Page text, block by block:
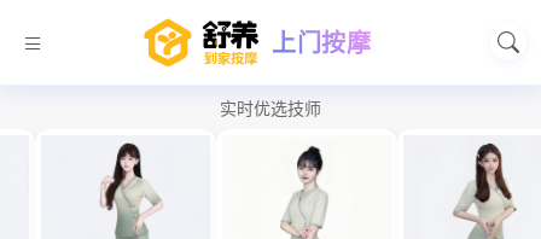
上门按摩
实时优选技师